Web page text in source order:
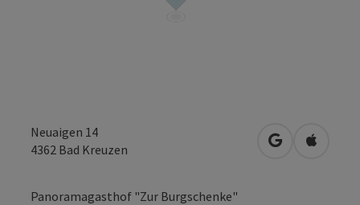
Neuaigen 14
4362 Bad Kreuzen in Google
in
Panoramagasthof "Zur Burgschenke"